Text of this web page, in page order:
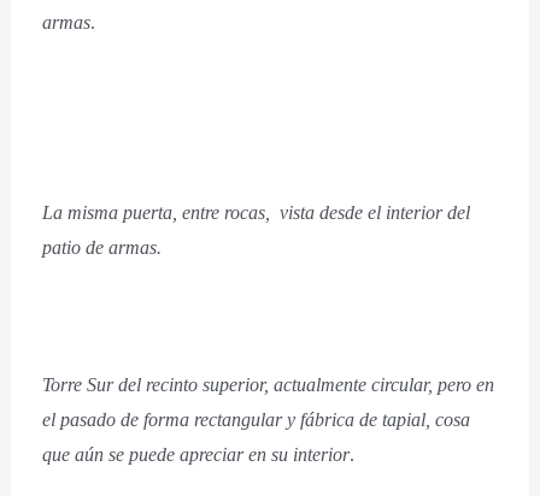
armas.
La misma puerta, entre rocas, vista desde el interior del
patio de armas.
Torre Sur del recinto superior, actualmente circular, pero en
el pasado de forma rectangular y fábrica de tapial, cosa
que aún se puede apreciar en su interior.